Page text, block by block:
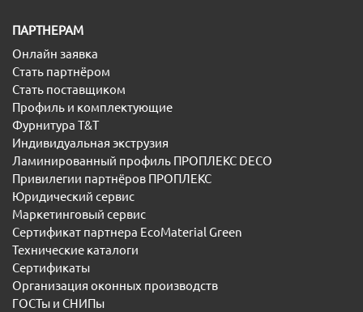
ПАРТНЕРАМ
Онлайн заявка
Стать партнёром
Стать поставщиком
Профиль и комплектующие
Фурнитура T&T
Индивидуальная экструзия
Ламинированный профиль ПРОПЛЕКС DECO
Привилегии партнёров ПРОПЛЕКС
Юридический сервис
Маркетинговый сервис
Сертификат партнера EcoMaterial Green
Технические каталоги
Сертификаты
Организация оконных производств
ГОСТы и СНИПы